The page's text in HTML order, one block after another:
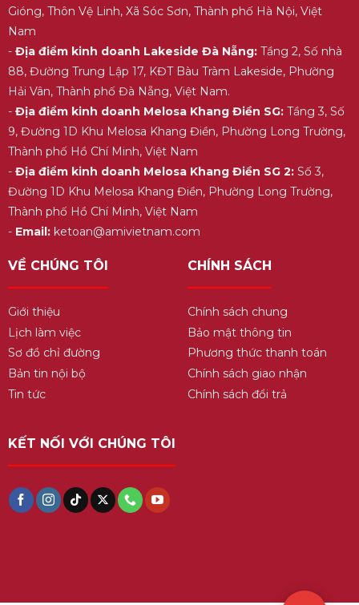
Gióng, Thôn Vệ Linh, Xã Sóc Sơn, Thành phố Hà Nội, Việt
Nam
- Địa điểm kinh doanh Lakeside Đà Nẵng:Tầng 2, Số nhà
88, Đường Trung Lập 17, KĐT Bàu Tràm Lakeside, Phường
Hải Vân, Thành phố Đà Nẵng, Việt Nam.
- Địa điểm kinh doanh Melosa Khang Điền SG:Tầng 3, Số
9, Đường 1D Khu Melosa Khang Điền, Phường Long Trường,
Thành phố Hồ Chí Minh, Việt Nam
- Địa điểm kinh doanh Melosa Khang Điền SG 2:Số 3,
Đường 1D Khu Melosa Khang Điền, Phường Long Trường,
Thành phố Hồ Chí Minh, Việt Nam
- Email:ketoan@amivietnam.com
VỀ CHÚNG TÔI
Giới thiệu
Lịch làm việc
Sơ đồ chỉ đường
Bản tin nội bộ
Tin tức
CHÍNH SÁCH
Chính sách chung
Bảo mật thông tin
Phương thức thanh toán
Chính sách giao nhận
Chính sách đổi trả
KẾT NỐI VỚI CHÚNG TÔI